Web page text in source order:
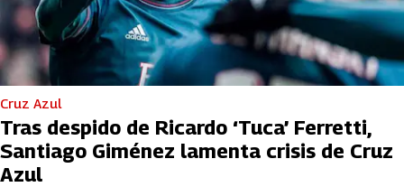
Cruz Azul
Tras despido de Ricardo ‘Tuca’ Ferretti,
Santiago Giménez lamenta crisis de Cruz
Azul